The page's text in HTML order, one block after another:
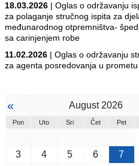
18.03.2026 | Oglas o održavanju
za polaganje stručnog ispita za
međunarodnog otpremništva-
sa carinjenjem robe
11.02.2026 | Oglas o održavanju
za agenta posredovanja u
« August 2026
Pon Uto Sri Čet Pet
3
4 5 6 7